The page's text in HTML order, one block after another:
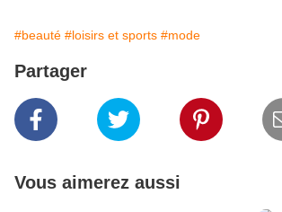
#beauté #loisirs et sports #mode
Partager
Vous aimerez aussi